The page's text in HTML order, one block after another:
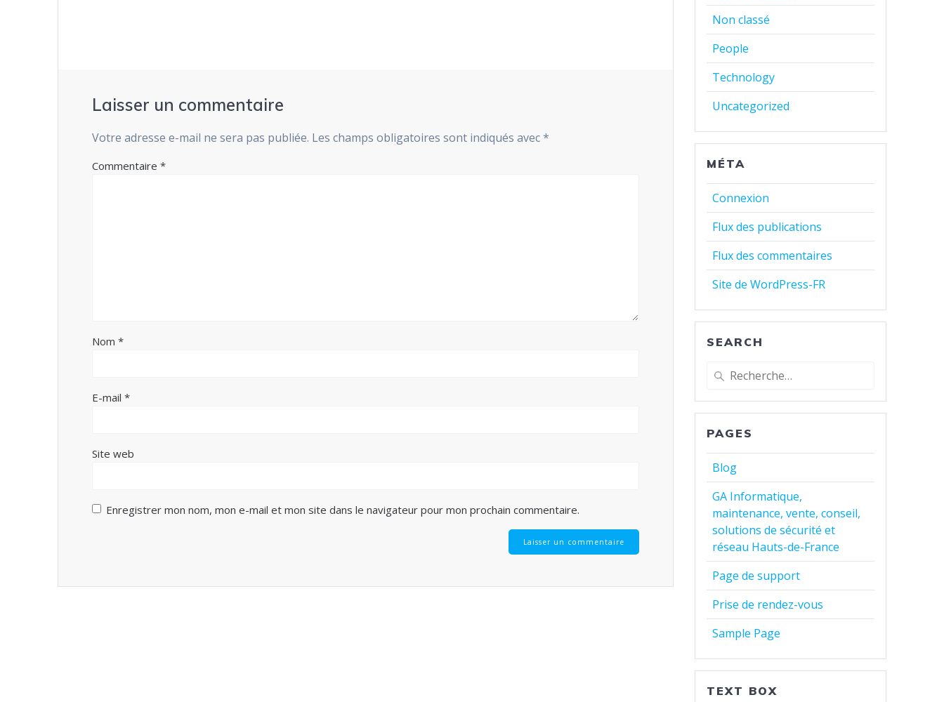
Laisser un commentaire
Votre adresse e-mail ne sera pas publiée. Les champs obligatoires sont indiqués avec*
Commentaire*
Nom*
E-mail*
Site web
Enregistrer mon nom, mon e-mail et mon site dans le navigateur pour mon prochain commentaire.
Non classé
People
Technology
Uncategorized
MÉTA
Connexion
Flux des publications
Flux des commentaires
Site de WordPress-FR
SEARCH
Recherche
:
PAGES
Blog
GA Informatique,
maintenance, vente, conseil,
solutions de sécurité et
réseau Hauts-de-France
Page de support
Prise de rendez-vous
Sample Page
TEXT BOX